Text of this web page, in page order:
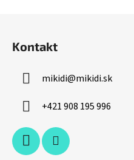
Kontakt
mikidi@mikidi.sk
+421 908 195 996